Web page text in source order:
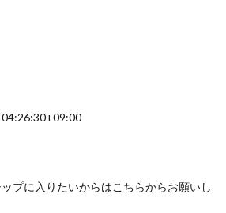
プに入りたいからはこちらからお願いし